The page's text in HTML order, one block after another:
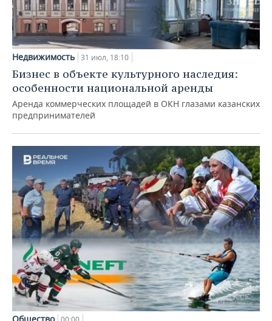
Недвижимость 31 июл, 18:10
Бизнес в объекте культурного наследия:
особенности национальной аренды
Аренда коммерческих площадей в ОКН глазами казанских
предпринимателей